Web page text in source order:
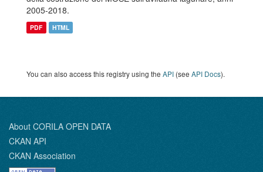
2005-2018.
PDF HTML
You can also access this registry using the API (see API Docs).
About CORILA OPEN DATA
CKAN API
CKAN Association